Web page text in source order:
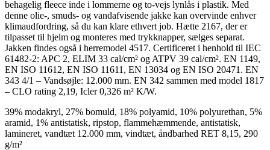
behagelig fleece inde i lommerne og to-vejs lynlås i plastik. Med
denne olie-, smuds- og vandafvisende jakke kan overvinde enhver
klimaudfordring, så du kan klare ethvert job. Hætte 2167, der er
tilpasset til hjelm og monteres med trykknapper, sælges separat.
Jakken findes også i herremodel 4517. Certificeret i henhold til IEC
61482-2: APC 2, ELIM 33 cal/cm² og ATPV 39 cal/cm². EN 1149,
EN ISO 11612, EN ISO 11611, EN 13034 og EN ISO 20471. EN
343 4/1 – Vandsøjle: 12.000 mm. EN 342 sammen med model 1817
– CLO rating 2,19, Icler 0,326 m² K/W.
39% modakryl, 27% bomuld, 18% polyamid, 10% polyurethan, 5%
aramid, 1% antistatisk, ripstop, flammehæmmende, antistatisk,
lamineret, vandtæt 12.000 mm, vindtæt, åndbarhed RET 8,15, 290
g/m²